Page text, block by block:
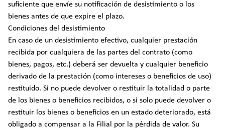
suficiente que envíe su notificación de desistimiento o los
bienes antes de que expire el plazo.
Condiciones del desistimiento
En caso de un desistimiento efectivo, cualquier prestación
recibida por cualquiera de las partes del contrato (como
bienes, pagos, etc.) deberá ser devuelta y cualquier beneficio
derivado de la prestación (como intereses o beneficios de uso)
restituido. Si no puede devolver o restituir la totalidad o parte
de los bienes o beneficios recibidos, o si solo puede devolver o
restituir los bienes o beneficios en un estado deteriorado, está
obligado a compensar a la Filial por la pérdida de valor. Su